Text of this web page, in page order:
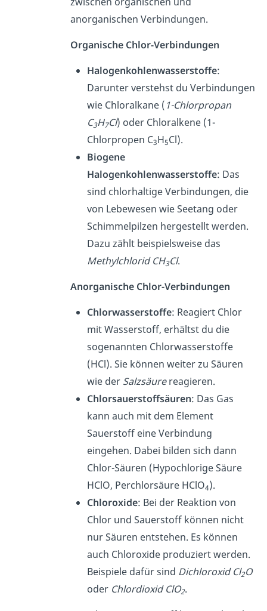
anorganischen Verbindungen.
Organische Chlor-Verbindungen
Halogenkohlenwasserstoffe:
Darunter verstehst du Verbindungen
wie Chloralkane ( 1-Chlorpropan
C3H7Cl) oder Chloralkene (1-
Chlorpropen C3H5Cl).
Biogene
Halogenkohlenwasserstoffe: Das
sind chlorhaltige Verbindungen, die
von Lebewesen wie Seetang oder
Schimmelpilzen hergestellt werden.
Dazu zählt beispielsweise das
Methylchlorid CH3Cl.
Anorganische Chlor-Verbindungen
Chlorwasserstoffe: Reagiert Chlor
mit Wasserstoff, erhältst du die
sogenannten Chlorwasserstoffe
(HCl). Sie können weiter zu Säuren
wie der Salzsäurereagieren.
Chlorsauerstoffsäuren: Das Gas
kann auch mit dem Element
Sauerstoff eine Verbindung
eingehen. Dabei bilden sich dann
Chlor-Säuren (Hypochlorige Säure
HClO, Perchlorsäure HClO4).
Chloroxide: Bei der Reaktion von
Chlor und Sauerstoff können nicht
nur Säuren entstehen. Es können
auch Chloroxide produziert werden.
Beispiele dafür sind Dichloroxid Cl2O
oder Chlordioxid ClO2.